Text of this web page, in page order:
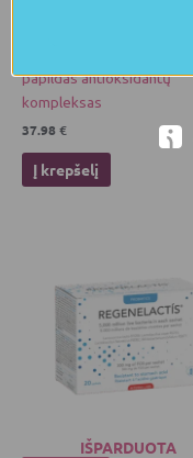
papildas antioksidantų
kompleksas
37.98€
Į krepšelį
IŠPARDUOTA